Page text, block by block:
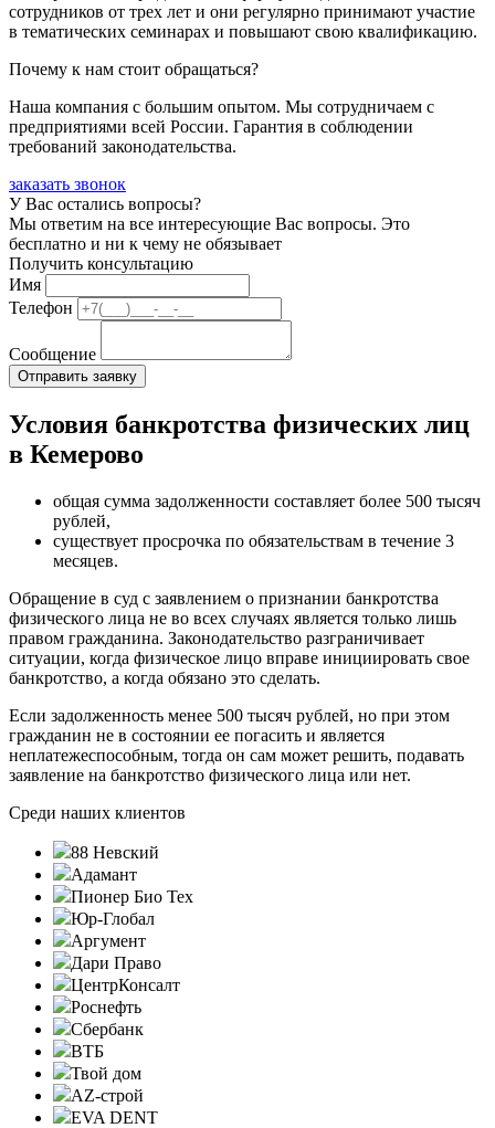
сотрудников от трех лет и они регулярно принимают участие
в тематических семинарах и повышают свою квалификацию.
Почему к нам стоит обращаться?
Наша компания с большим опытом. Мы сотрудничаем с
предприятиями всей России. Гарантия в соблюдении
требований законодательства.
заказать звонок
У Вас остались вопросы?
Мы ответим на все интересующие Вас вопросы. Это
бесплатно и ни к чему не обязывает
Получить консультацию
Имя
Телефон
Сообщение
Условия банкротства физических лиц
в Кемерово
общая сумма задолженности составляет более 500 тысяч
рублей,
существует просрочка по обязательствам в течение 3
месяцев.
Обращение в суд с заявлением о признании банкротства
физического лица не во всех случаях является только лишь
правом гражданина. Законодательство разграничивает
ситуации, когда физическое лицо вправе инициировать свое
банкротство, а когда обязано это сделать.
Если задолженность менее 500 тысяч рублей, но при этом
гражданин не в состоянии ее погасить и является
неплатежеспособным, тогда он сам может решить, подавать
заявление на банкротство физического лица или нет.
Среди наших клиентов
88 Невский
Адамант
Пионер Био Тех
Юр-Глобал
Аргумент
Дари Право
ЦентрКонсалт
Роснефть
Сбербанк
ВТБ
Твой дом
AZ-строй
EVA DENT